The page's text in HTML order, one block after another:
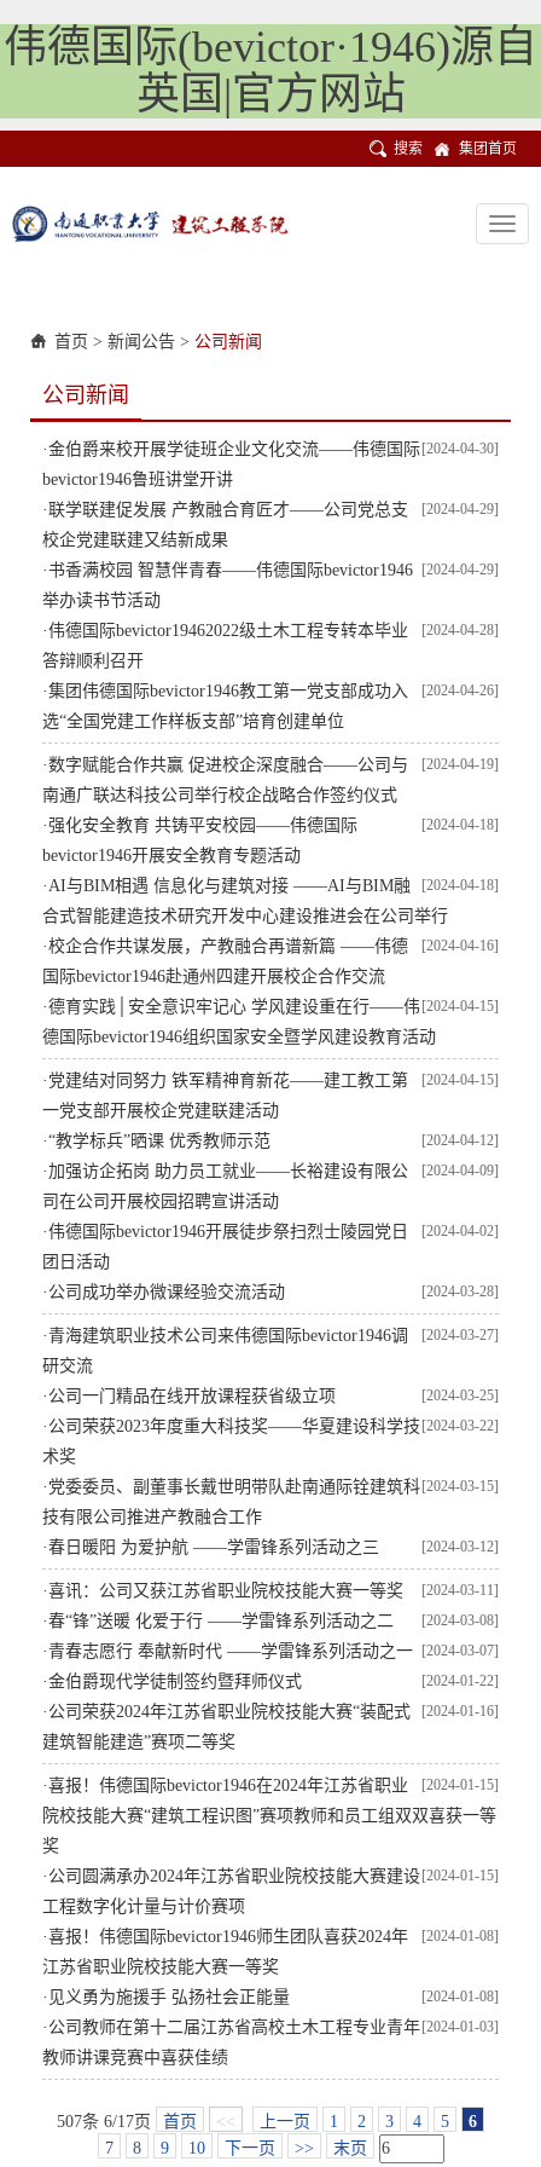
伟德国际(bevictor·1946)源自
英国|官方网站
搜索 集团首页
首页 > 新闻公告 > 公司新闻
公司新闻
[2024-04-30]
·金伯爵来校开展学徒班企业文化交流——伟德国际
bevictor1946鲁班讲堂开讲
[2024-04-29]
·联学联建促发展 产教融合育匠才——公司党总支
校企党建联建又结新成果
[2024-04-29]
·书香满校园 智慧伴青春——伟德国际bevictor1946
举办读书节活动
[2024-04-28]
·伟德国际bevictor19462022级土木工程专转本毕业
答辩顺利召开
[2024-04-26]
·集团伟德国际bevictor1946教工第一党支部成功入
选“全国党建工作样板支部”培育创建单位
[2024-04-19]
·数字赋能合作共赢 促进校企深度融合——公司与
南通广联达科技公司举行校企战略合作签约仪式
[2024-04-18]
·强化安全教育 共铸平安校园——伟德国际
bevictor1946开展安全教育专题活动
[2024-04-18]
·AI与BIM相遇 信息化与建筑对接 ——AI与BIM融
合式智能建造技术研究开发中心建设推进会在公司举行
[2024-04-16]
·校企合作共谋发展，产教融合再谱新篇 ——伟德
国际bevictor1946赴通州四建开展校企合作交流
[2024-04-15]
·德育实践│安全意识牢记心 学风建设重在行——伟
德国际bevictor1946组织国家安全暨学风建设教育活动
[2024-04-15]
· 党建结对同努力 铁军精神育新花——建工教工第
一党支部开展校企党建联建活动
[2024-04-12]
·“教学标兵”晒课 优秀教师示范
[2024-04-09]
·加强访企拓岗 助力员工就业——长裕建设有限公
司在公司开展校园招聘宣讲活动
[2024-04-02]
·伟德国际bevictor1946开展徒步祭扫烈士陵园党日
团日活动
[2024-03-28]
· 公司成功举办微课经验交流活动
[2024-03-27]
·青海建筑职业技术公司来伟德国际bevictor1946调
研交流
[2024-03-25]
· 公司一门精品在线开放课程获省级立项
[2024-03-22]
· 公司荣获2023年度重大科技奖——华夏建设科学技
术奖
[2024-03-15]
· 党委委员、副董事长戴世明带队赴南通际铨建筑科
技有限公司推进产教融合工作
[2024-03-12]
·春日暖阳 为爱护航 ——学雷锋系列活动之三
[2024-03-11]
·喜讯：公司又获江苏省职业院校技能大赛一等奖
[2024-03-08]
·春“锋”送暖 化爱于行 ——学雷锋系列活动之二
[2024-03-07]
·青春志愿行 奉献新时代 ——学雷锋系列活动之一
[2024-01-22]
·金伯爵现代学徒制签约暨拜师仪式
[2024-01-16]
· ​公司荣获2024年江苏省职业院校技能大赛“装配式
建筑智能建造”赛项二等奖
[2024-01-15]
·喜报！伟德国际bevictor1946在2024年江苏省职业
院校技能大赛“建筑工程识图”赛项教师和员工组双双喜获一等
奖
[2024-01-15]
· 公司圆满承办2024年江苏省职业院校技能大赛建设
工程数字化计量与计价赛项
[2024-01-08]
·喜报！伟德国际bevictor1946师生团队喜获2024年
江苏省职业院校技能大赛一等奖
[2024-01-08]
· 见义勇为施援手 弘扬社会正能量
[2024-01-03]
· 公司教师在第十二届江苏省高校土木工程专业青年
教师讲课竞赛中喜获佳绩
507条 6/17页 首页 << 上一页 1 2 3 4 5
6
7
8 9 10 下一页 >> 末页